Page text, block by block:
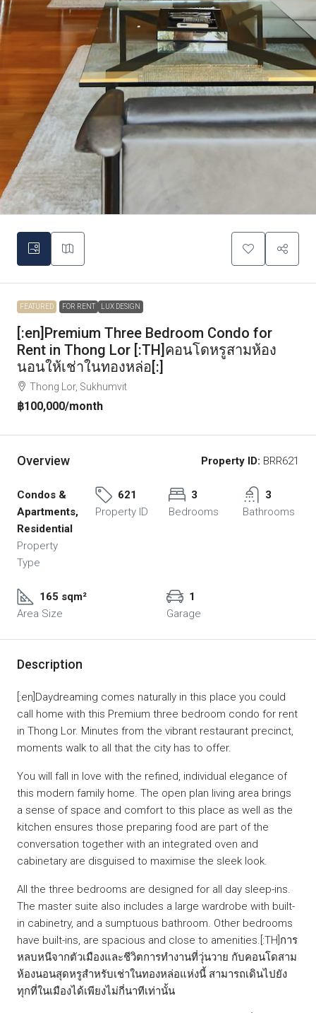
FEATURED FOR RENT LUX DESIGN
[:en]Premium Three Bedroom Condo for
Rent in Thong Lor [:TH]คอนโดหรูสามห้อง
นอนให้เช่าในทองหล่อ[:]
Thong Lor, Sukhumvit
฿100,000/month
Overview Property ID: BRR621
Condos &
Apartments,
Residential
Property
Type
621
Property ID
3
Bedrooms
3
Bathrooms
165 sqm²
Area Size
1
Garage
Description
[:en]Daydreaming comes naturally in this place you could
call home with this Premium three bedroom condo for rent
in Thong Lor. Minutes from the vibrant restaurant precinct,
moments walk to all that the city has to offer.
You will fall in love with the refined, individual elegance of
this modern family home. The open plan living area brings
a sense of space and comfort to this place as well as the
kitchen ensures those preparing food are part of the
conversation together with an integrated oven and
cabinetary are disguised to maximise the sleek look.
All the three bedrooms are designed for all day sleep-ins.
The master suite also includes a large wardrobe with built-
in cabinetry, and a sumptuous bathroom. Other bedrooms
have built-ins, are spacious and close to amenities.[:TH]การ
หลบหนีจากตัวเมืองและชีวิตการทำงานที่วุ่นวาย กับคอนโดสาม
ห้องนอนสุดหรูสำหรับเช่าในทองหล่อแห่งนี้ สามารถเดินไปยัง
ทุกที่ในเมืองได้เพียงไม่กี่นาทีเท่านั้น